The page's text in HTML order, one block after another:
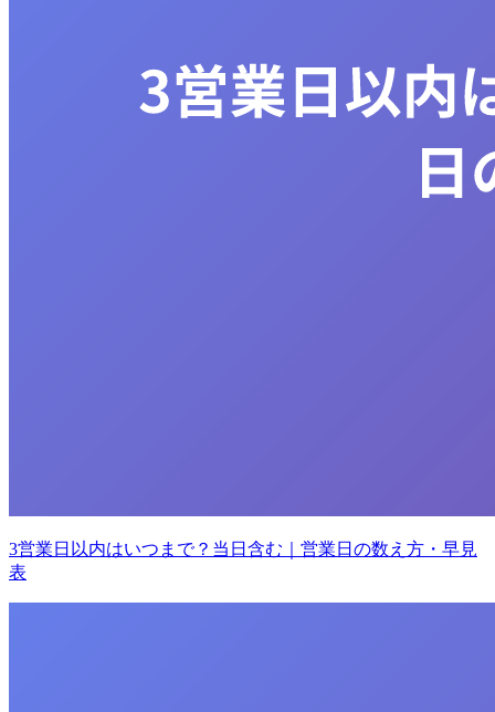
3営業日以内はいつまで？当日含む｜営業日の数え方・早見
表